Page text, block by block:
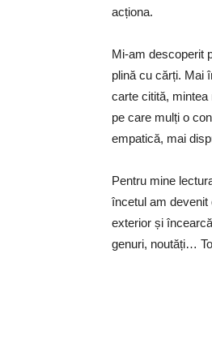
acționa.
Mi-am descoperit
plină cu cărți. Mai
carte citită, mintea
pe care mulți o
empatică, mai
Pentru mine
încetul am devenit
exterior și
genuri, noutăți…